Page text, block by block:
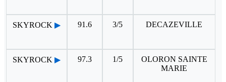
SKYROCK ▶ 91.6 3/5 DECAZEVILLE
SKYROCK ▶ 97.3 1/5
OLORON SAINTE
MARIE